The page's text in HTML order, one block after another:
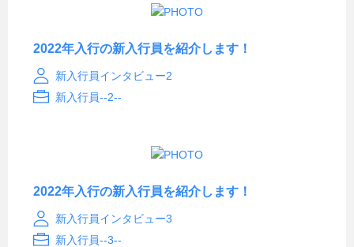
2022年入行の新入行員を紹介します！
新入行員インタビュー2
新入行員--2--
2022年入行の新入行員を紹介します！
新入行員インタビュー3
新入行員--3--